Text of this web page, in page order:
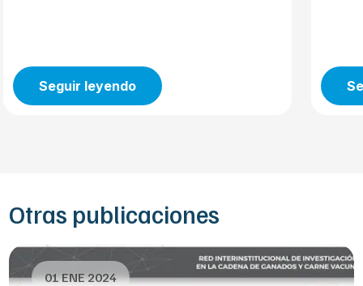
Seguir leyendo
Otras publicaciones
01 ENE 2024